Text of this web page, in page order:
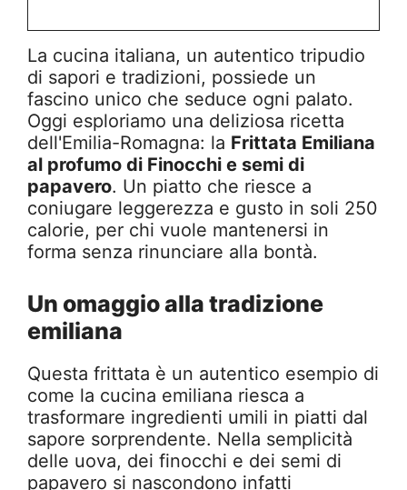
La cucina italiana, un autentico tripudio
di sapori e tradizioni, possiede un
fascino unico che seduce ogni palato.
Oggi esploriamo una deliziosa ricetta
dell'Emilia-Romagna: la Frittata Emiliana
al profumo di Finocchi e semi di
papavero. Un piatto che riesce a
coniugare leggerezza e gusto in soli 250
calorie, per chi vuole mantenersi in
forma senza rinunciare alla bontà.
Un omaggio alla tradizione
emiliana
Questa frittata è un autentico esempio di
come la cucina emiliana riesca a
trasformare ingredienti umili in piatti dal
sapore sorprendente. Nella semplicità
delle uova, dei finocchi e dei semi di
papavero si nascondono infatti